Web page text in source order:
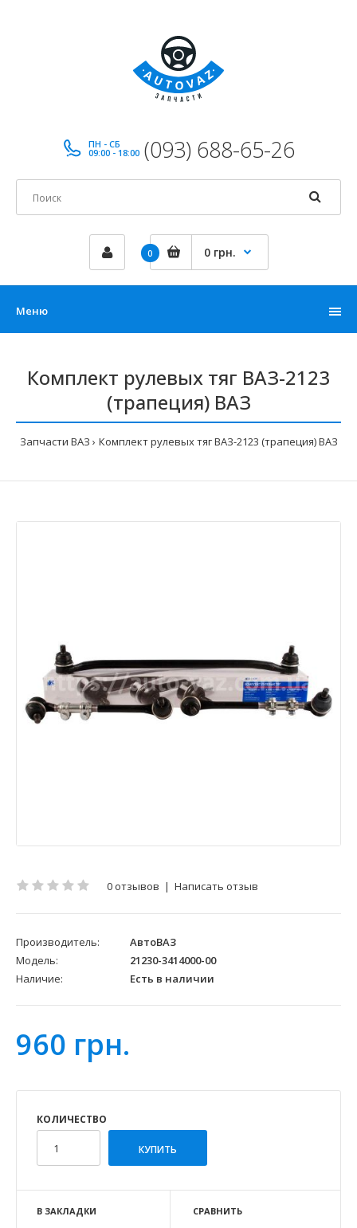
ПН - СБ
09:00 - 18:00 (093) 688-65-26
0 0 грн.
Меню
Комплект рулевых тяг ВАЗ-2123
(трапеция) ВАЗ
Запчасти ВАЗ Комплект рулевых тяг ВАЗ-2123 (трапеция) ВАЗ
0 отзывов | Написать отзыв
Производитель:
АвтоВАЗ
Модель:
21230-3414000-00
Наличие:
Есть в наличии
960 грн.
КОЛИЧЕСТВО
В ЗАКЛАДКИ СРАВНИТЬ